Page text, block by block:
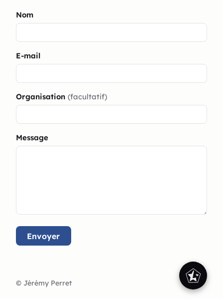
Nom
E-mail
Organisation (facultatif)
Message
Envoyer
© Jérémy Perret